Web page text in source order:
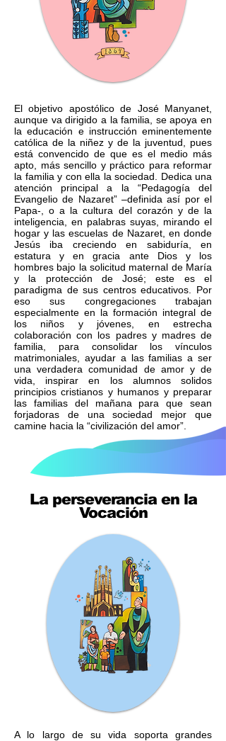
El objetivo apostólico de José Manyanet,
aunque va dirigido a la familia, se apoya en
la educación e instrucción eminentemente
católica de la niñez y de la juventud, pues
está convencido de que es el medio más
apto, más sencillo y práctico para reformar
la familia y con ella la sociedad. Dedica una
atención principal a la “Pedagogía del
Evangelio de Nazaret” –definida así por el
Papa-, o a la cultura del corazón y de la
inteligencia, en palabras suyas, mirando el
hogar y las escuelas de Nazaret, en donde
Jesús iba creciendo en sabiduría, en
estatura y en gracia ante Dios y los
hombres bajo la solicitud maternal de María
y la protección de José; este es el
paradigma de sus centros educativos. Por
eso sus congregaciones trabajan
especialmente en la formación integral de
los niños y jóvenes, en estrecha
colaboración con los padres y madres de
familia, para consolidar los vínculos
matrimoniales, ayudar a las familias a ser
una verdadera comunidad de amor y de
vida, inspirar en los alumnos solidos
principios cristianos y humanos y preparar
las familias del mañana para que sean
forjadoras de una sociedad mejor que
camine hacia la “civilización del amor”.
La perseverancia en la
Vocación
A lo largo de su vida soporta grandes